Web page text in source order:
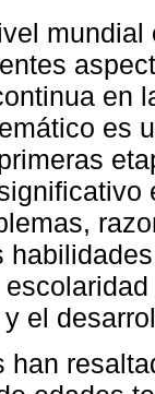
en
es
el
han